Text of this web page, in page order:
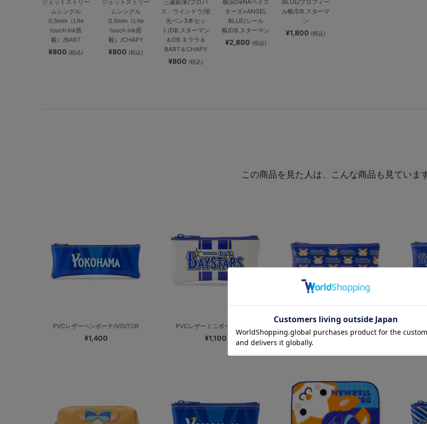
ジェットストリー
ムシングル
0.5mm（Lite
touch ink搭
載）/BART
¥800 (税込)
ジェットストリー
ムシングル
0.5mm（Lite
touch ink搭
載）/CHAPY
¥800 (税込)
三菱鉛筆/プロパ
ス・ウインドウ/蛍
光ペン3本セッ
ト/DB.スターマン
＆DB.キララ＆
BART＆CHAPY
¥800 (税込)
横浜DeNAベイス
ターズ×ANGEL
BLUE/シール
帳/DB.スターマン
¥2,800 (税込)
BLUE/プロフィー
ル帳/DB.スターマ
ン
¥1,800 (税込)
この商品を見た人は、こんな商品も見ていま
PVCレザーペンポーチ/VISITOR
¥1,400
PVCレザーミニポーチ/HOME
¥1,100
PVCレザーペンポーチ/総柄/DB.ス...
PVC